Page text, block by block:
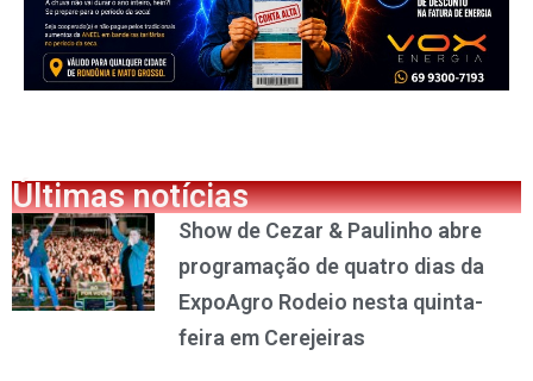
Últimas notícias
Show de Cezar & Paulinho abre
programação de quatro dias da
ExpoAgro Rodeio nesta quinta-
feira em Cerejeiras